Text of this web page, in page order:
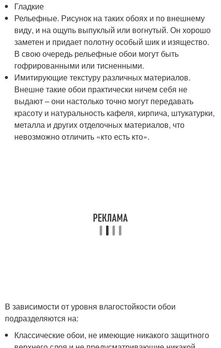
Гладкие
Рельефные. Рисунок на таких обоях и по внешнему
виду, и на ощупь выпуклый или вогнутый. Он хорошо
заметен и придает полотну особый шик и изящество.
В свою очередь рельефные обои могут быть
гофрированными или тисненными.
Имитирующие текстуру различных материалов.
Внешне такие обои практически ничем себя не
выдают – они настолько точно могут передавать
красоту и натуральность кафеля, кирпича, штукатурки,
металла и других отделочных материалов, что
невозможно отличить «кто есть кто».
В зависимости от уровня влагостойкости обои
подразделяются на:
Классические обои, не имеющие никакого защитного